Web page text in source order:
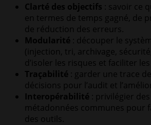
Clarté des objectifs : savoir ce
en termes de temps gagné, de
de réduction des erreurs.
Modularité : découper le
(injection, tri, archivage,
d’isoler les risques et faciliter
Traçabilité : garder une trace
décisions pour l’audit et
Interopérabilité : privilégier
métadonnées communes pour
des outils.